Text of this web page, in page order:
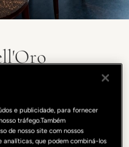
privilegiada da Ponte
uma sala mais íntima e
ou reuniões privadas. A
autênticos da tradição
e publicidade, para fornecer
tráfego.Também
de nosso site com nossos
analíticas, que podem combiná-los